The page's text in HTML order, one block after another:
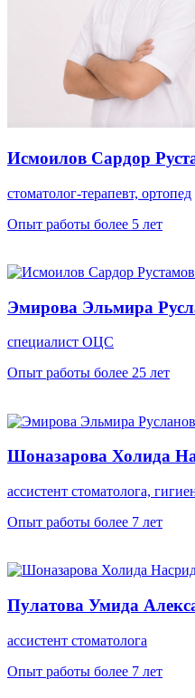
Исмоилов Сардор
стоматолог-терапевт, ортопед
Опыт работы более 5 лет
Эмирова Эльмира
специалист ОЦС
Опыт работы более 25 лет
Шоназарова Холида
ассистент стоматолога,
Опыт работы более 7 лет
Пулатова Умида
ассистент стоматолога
Опыт работы более 7 лет